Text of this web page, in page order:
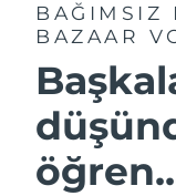
BAĞIMSIZ
BAZAAR